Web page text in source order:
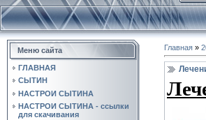
Меню сайта
ГЛАВНАЯ
СЫТИН
НАСТРОИ СЫТИНА
НАСТРОИ СЫТИНА - ссылки
для скачивания
Главная »